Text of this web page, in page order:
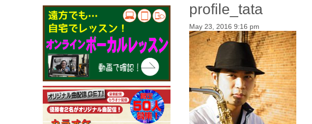
profile_tata
May 23, 2016 9:16 pm